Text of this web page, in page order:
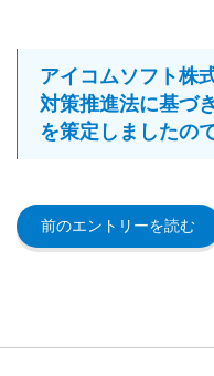
アイコムソフト株
対策推進法に基づき
を策定しましたの
前のエントリーを読む